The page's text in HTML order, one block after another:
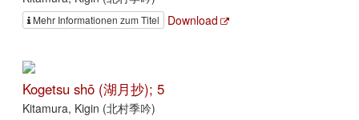
Mehr Informationen zum Titel Download
Kogetsu shō (湖月抄); 5
Kitamura, Kigin (北村季吟)